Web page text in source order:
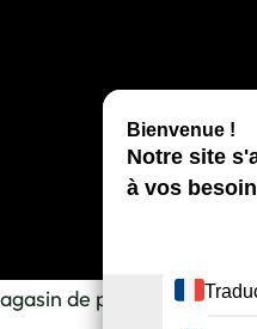
de pêche, chasse et